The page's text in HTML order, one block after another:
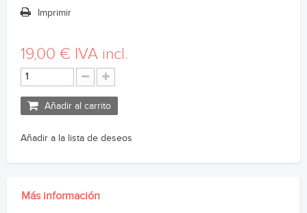
Imprimir
19,00 € IVA incl.
Añadir al carrito
Añadir a la lista de deseos
Más información